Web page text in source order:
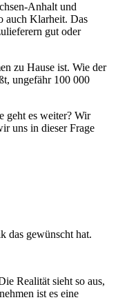
Anhalt und
auch Klarheit. Das
gut oder
zu Hause ist. Wie der
ungefähr 100 000
geht es weiter? Wir
uns in dieser Frage
das gewünscht hat.
Realität sieht so aus,
ist es eine